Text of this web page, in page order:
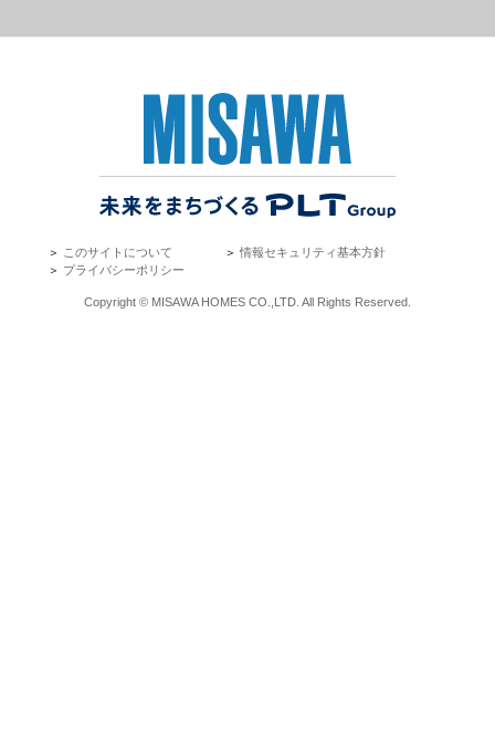
＞ このサイトについて ＞情報セキュリティ基本方針
＞ プライバシーポリシー
Copyright © MISAWA HOMES CO.,LTD. All Rights Reserved.